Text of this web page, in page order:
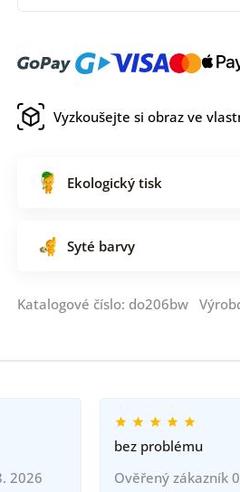
Vyzkoušejte si obraz ve
Ekologický tisk
Syté barvy
Katalogové číslo: do206bw
2026
bez problému
Ověřený zákazník